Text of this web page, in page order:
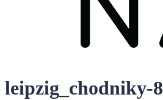
leipzig_chodniky-8